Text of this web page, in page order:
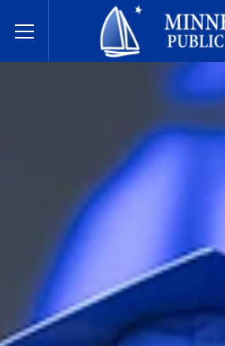
Toggle Menu
Minnetonka davlat maktablari